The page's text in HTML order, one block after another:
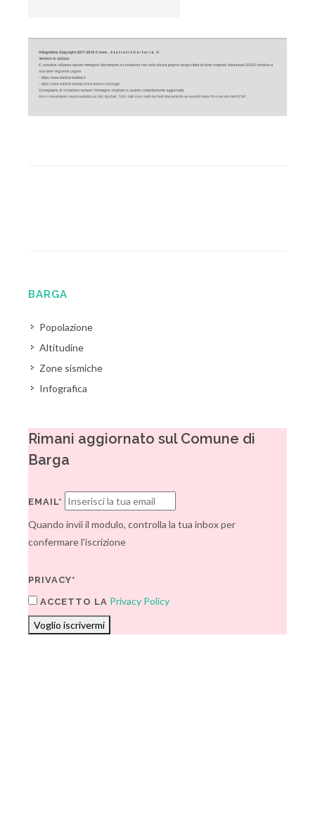
BARGA
Popolazione
Altitudine
Zone sismiche
Infografica
Rimani aggiornato sul Comune di
Barga
EMAIL*
Quando invii il modulo, controlla la tua inbox per
confermare l'iscrizione
PRIVACY*
ACCETTO LA Privacy Policy
Voglio iscrivermi